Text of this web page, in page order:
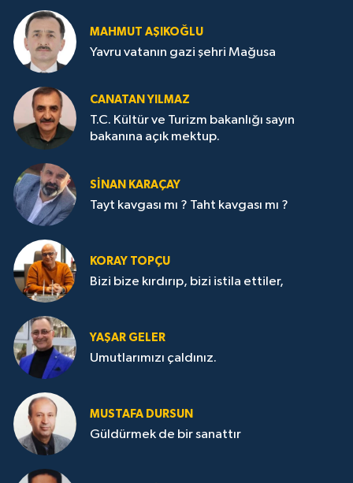
MAHMUT AŞIKOĞLU
Yavru vatanın gazi şehri Mağusa
CANATAN YILMAZ
T.C. Kültür ve Turizm bakanlığı sayın
bakanına açık mektup.
SİNAN KARAÇAY
Tayt kavgası mı ? Taht kavgası mı ?
KORAY TOPÇU
Bizi bize kırdırıp, bizi istila ettiler,
YAŞAR GELER
Umutlarımızı çaldınız.
MUSTAFA DURSUN
Güldürmek de bir sanattır